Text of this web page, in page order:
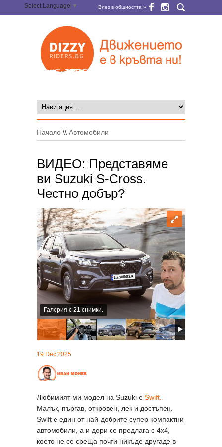
Select Language ▼ Влез в общността »
Начало \\ Автомобили
ВИДЕО: Представяме
ви Suzuki S-Cross.
Честно добър?
Галерия с 21 снимки.
19 Dec 2025
Любимият ми модел на Suzuki е Swift.
Малък, пъргав, откровен, лек и достъпен.
Swift е един от най-добрите супер компактни
автомобили, а и дори се предлага с 4x4,
което не се среща почти никъде другаде в